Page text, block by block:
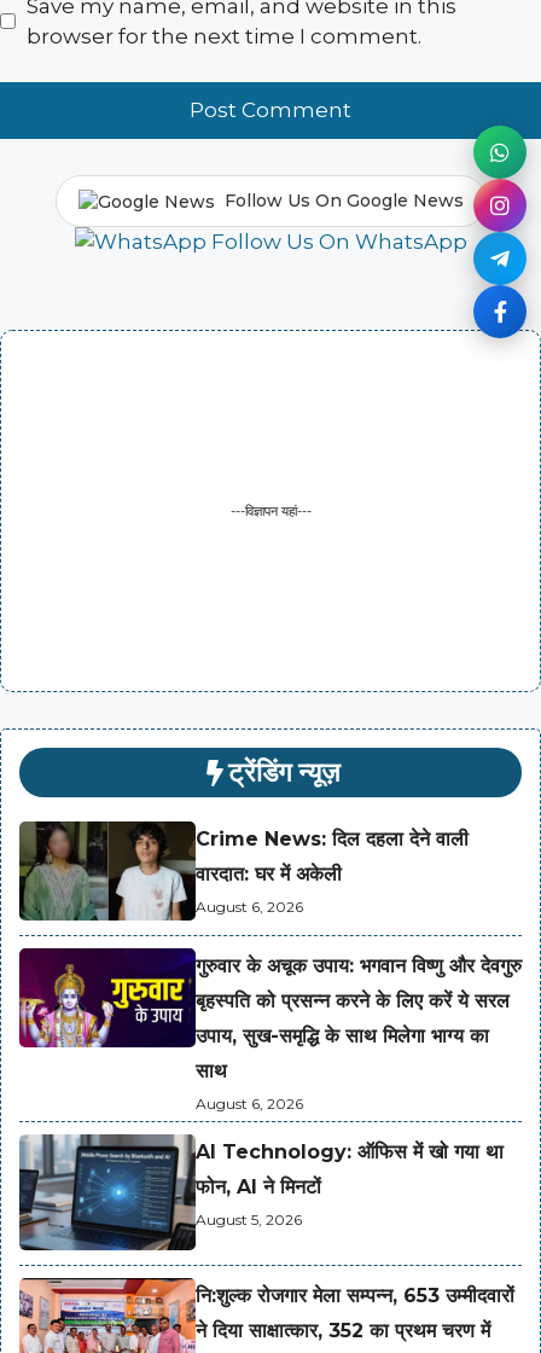
Save my name, email, and website in this
browser for the next time I comment.
Follow Us On Google News
Follow Us On WhatsApp
---विज्ञापन यहां---
ट्रेंडिंग न्यूज़
Crime News: दिल दहला देने वाली
वारदात: घर में अकेली
August 6, 2026
गुरुवार के अचूक उपाय: भगवान विष्णु और देवगुरु
बृहस्पति को प्रसन्न करने के लिए करें ये सरल
उपाय, सुख-समृद्धि के साथ मिलेगा भाग्य का
साथ
August 6, 2026
AI Technology: ऑफिस में खो गया था
फोन, AI ने मिनटों
August 5, 2026
नि:शुल्क रोजगार मेला सम्पन्न, 653 उम्मीदवारों
ने दिया साक्षात्कार, 352 का प्रथम चरण में